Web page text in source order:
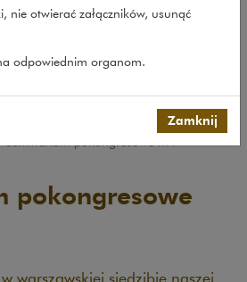
Udział w organizacjach
Common Law Desk
Seminarium pokongresowe IFA
pokongresowe
nie otwierać załączników, usunąć
odpowiednim organom.
Zamknij